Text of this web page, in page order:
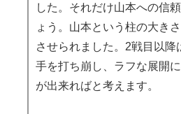
した。それだけ山本への信
ょう。山本という柱の大き
させられました。2戦目以降
手を打ち崩し、ラフな展開
が出来ればと考えます。